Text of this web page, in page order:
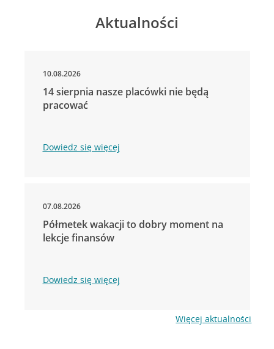
Aktualności
10.08.2026
14 sierpnia nasze placówki nie będą
pracować
Dowiedz się więcej
07.08.2026
Półmetek wakacji to dobry moment na
lekcje finansów
Dowiedz się więcej
Więcej aktualności